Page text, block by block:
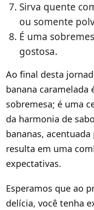
Sirva quente
ou somente
É uma
gostosa.
Ao final desta
banana caramelada
sobremesa; é uma
da harmonia de
bananas,
resulta em uma
expectativas.
Esperamos que ao
delícia, você tenha